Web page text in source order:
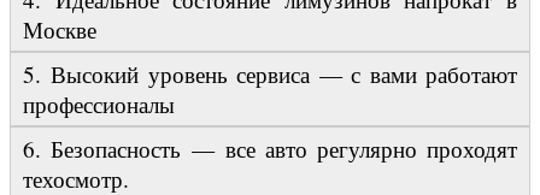
Москве
5. Высокий уровень сервиса — с вами работают
профессионалы
6. Безопасность — все авто регулярно проходят
техосмотр.